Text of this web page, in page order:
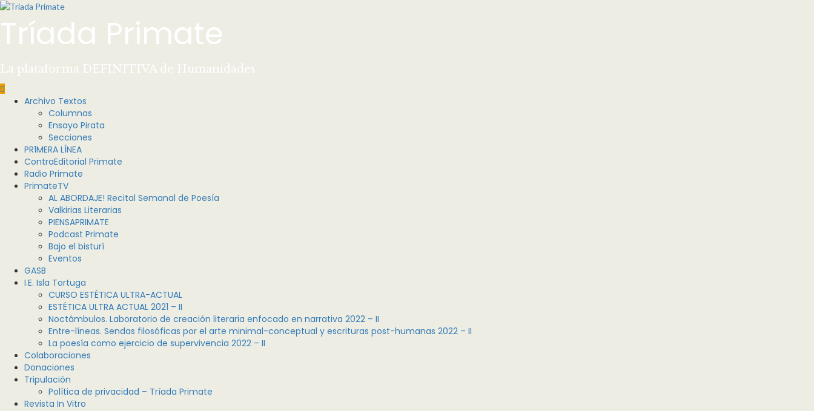
Saltar
contenido
Tríada Primate
La plataforma DEFINITIVA de Humanidades
Menú
Archivo Textos
Columnas
Ensayo Pirata
Secciones
PR1MERA LÍNEA
ContraEditorial Primate
Radio Primate
PrimateTV
AL ABORDAJE! Recital Semanal de Poesía
Valkirias Literarias
PIENSAPRIMATE
Podcast Primate
Bajo el bisturí
Eventos
GASB
I.E. Isla Tortuga
CURSO ESTÉTICA ULTRA-ACTUAL
ESTÉTICA ULTRA ACTUAL 2021 – II
Noctámbulos. Laboratorio de creación literaria enfocado en narrativa 2022 – II
Entre-líneas. Sendas filosóficas por el arte minimal-conceptual y escrituras post-humanas 2022 – II
La poesía como ejercicio de supervivencia 2022 – II
Colaboraciones
Donaciones
Tripulación
Política de privacidad – Tríada Primate
Revista In Vitro